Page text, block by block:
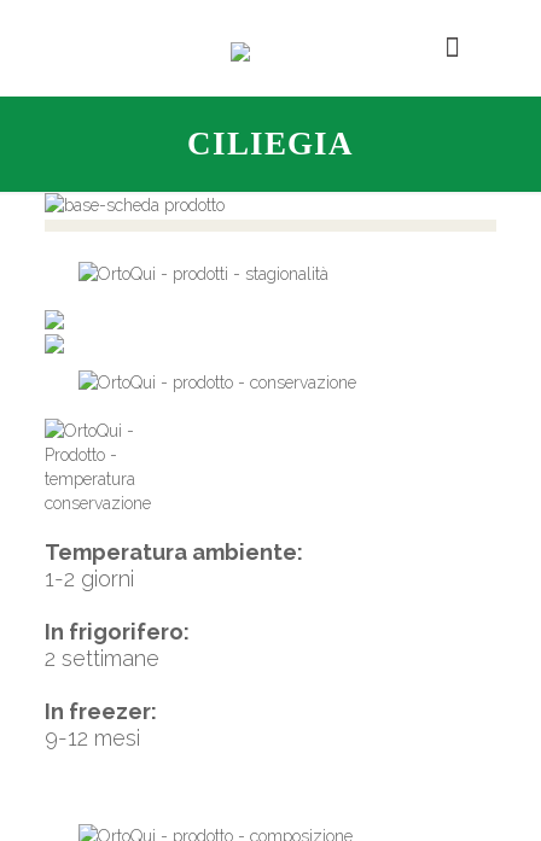
CILIEGIA
Temperatura ambiente:
1-2 giorni
In frigorifero:
2 settimane
In freezer:
9-12 mesi